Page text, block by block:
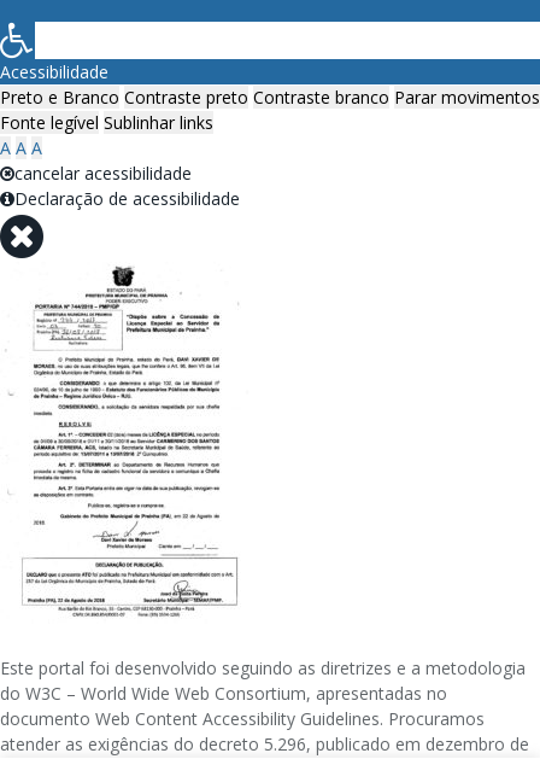
Acessibilidade
Preto e Branco Contraste preto Contraste branco Parar movimentos
Fonte legível Sublinhar links
A A A
cancelar acessibilidade
Declaração de acessibilidade
Este portal foi desenvolvido seguindo as diretrizes e a metodologia
do W3C – World Wide Web Consortium, apresentadas no
documento Web Content Accessibility Guidelines. Procuramos
atender as exigências do decreto 5.296, publicado em dezembro de